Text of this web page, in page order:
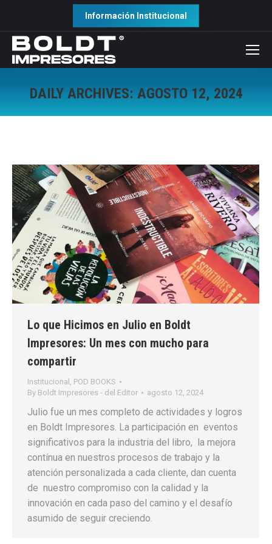
Información Institucional
DAILY ARCHIVES: AGOSTO 12, 2024
Lo que Hicimos en Julio en Boldt
Impresores: Un mes con mucho para
compartir
Institucional , POD BOOKS
By Boldt Impresores - del Editor agosto 12, 2024
Julio fue un mes completo de actividades y logros
en Boldt Impresores. La participación en eventos
significativos para la industria del libro, la mejora
contínua en nuestros procesos de trabajo y la
atención personalizada a cada cliente, dan cuenta
de nuestro compromiso con la calidad y la
innovación en cada paso del camino y el desafío
asumido de seguir creciendo.